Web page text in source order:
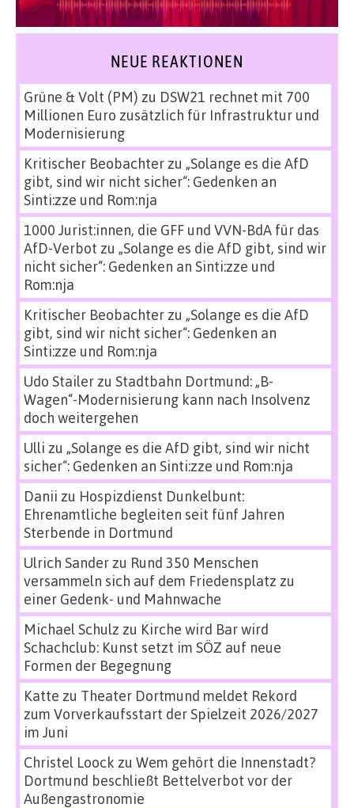
NEUE REAKTIONEN
Grüne & Volt (PM) zu DSW21 rechnet mit 700
Millionen Euro zusätzlich für Infrastruktur und
Modernisierung
Kritischer Beobachterzu „Solange es die AfD
gibt, sind wir nicht sicher“: Gedenken an
Sinti:zze und Rom:nja
1000 Jurist:innen, die GFF und VVN-BdA für das
AfD-Verbot zu „Solange es die AfD gibt, sind wir
nicht sicher“: Gedenken an Sinti:zze und
Rom:nja
Kritischer Beobachterzu „Solange es die AfD
gibt, sind wir nicht sicher“: Gedenken an
Sinti:zze und Rom:nja
Udo Stailerzu Stadtbahn Dortmund: „B-
Wagen“-Modernisierung kann nach Insolvenz
doch weitergehen
Ulli zu „Solange es die AfD gibt, sind wir nicht
sicher“: Gedenken an Sinti:zze und Rom:nja
Danii zu Hospizdienst Dunkelbunt:
Ehrenamtliche begleiten seit fünf Jahren
Sterbende in Dortmund
Ulrich Sanderzu Rund 350 Menschen
versammeln sich auf dem Friedensplatz zu
einer Gedenk- und Mahnwache
Michael Schulz zu Kirche wird Bar wird
Schachclub: Kunst setzt im SÖZ auf neue
Formen der Begegnung
Katte zu Theater Dortmund meldet Rekord
zum Vorverkaufsstart der Spielzeit 2026/2027
im Juni
Christel Loock zu Wem gehört die Innenstadt?
Dortmund beschließt Bettelverbot vor der
Außengastronomie